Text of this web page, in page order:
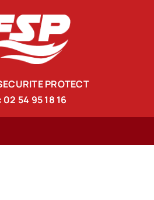
PROTECT
02 54 95 18 16